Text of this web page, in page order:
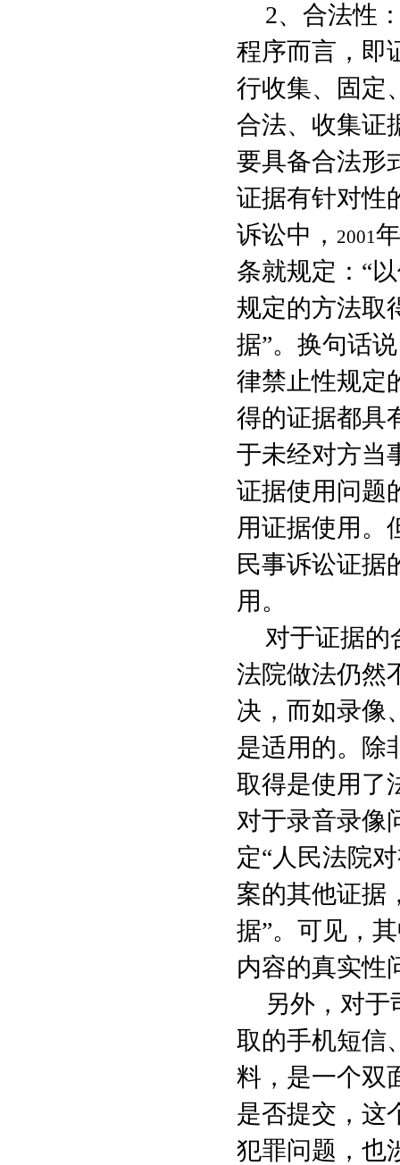
2、合法性
程序而言，即
行收集、固定
合法、收集证
要具备合法形
证据有针对性
诉讼中， 2001
条就规定：“
规定的方法取
据”。换句话
律禁止性规定
得的证据都具
于未经对方当
证据使用问题
用证据使用。
民事诉讼证据
用。
对于证据的
法院做法仍然
决，而如录像
是适用的。除
取得是使用了
对于录音录像
定“人民法院
案的其他证据
据”。可见，
内容的真实性
另外，对
取的手机短信
料，是一个双
是否提交，这
犯罪问题，也